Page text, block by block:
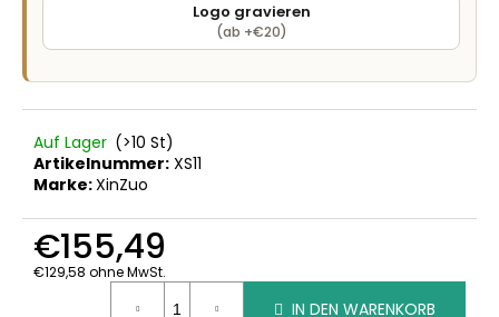
Logo gravieren
(ab +€20)
Auf Lager (>10 St)
Artikelnummer: XS11
Marke:XinZuo
€155,49
€129,58 ohne MwSt.
IN DEN WARENKORB